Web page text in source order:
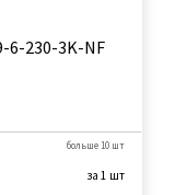
6-230-3K-NF
больше 10 шт
за 1 шт